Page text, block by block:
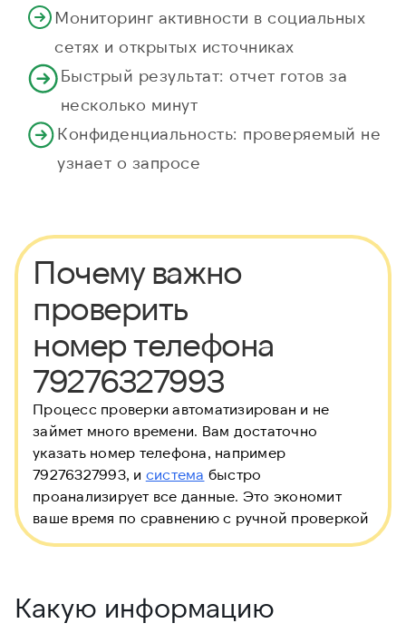
Мониторинг активности в социальных
сетях и открытых источниках
Быстрый результат: отчет готов за
несколько минут
Конфиденциальность: проверяемый не
узнает о запросе
Почему важно
проверить
номер телефона
79276327993
Процесс проверки автоматизирован и не
займет много времени. Вам достаточно
указать номер телефона, например
79276327993, и система быстро
проанализирует все данные. Это экономит
ваше время по сравнению с ручной проверкой
Какую информацию